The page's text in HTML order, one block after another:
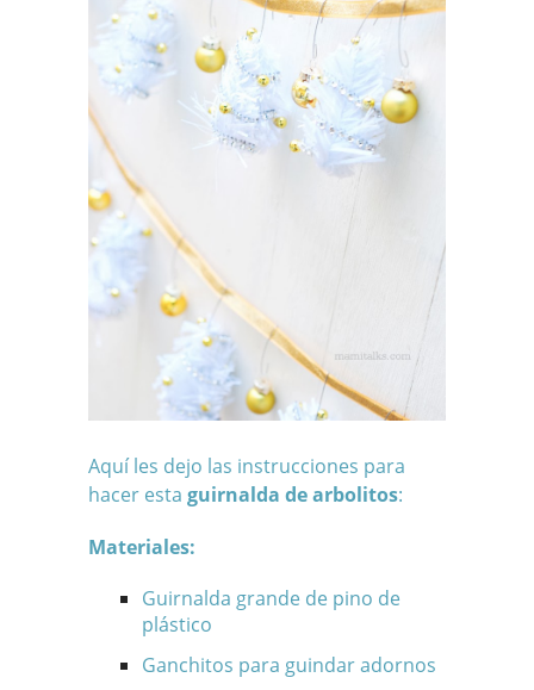
Aquí les dejo las instrucciones para
hacer esta guirnalda de arbolitos:
Materiales:
Guirnalda grande de pino de
plástico
Ganchitos para guindar adornos